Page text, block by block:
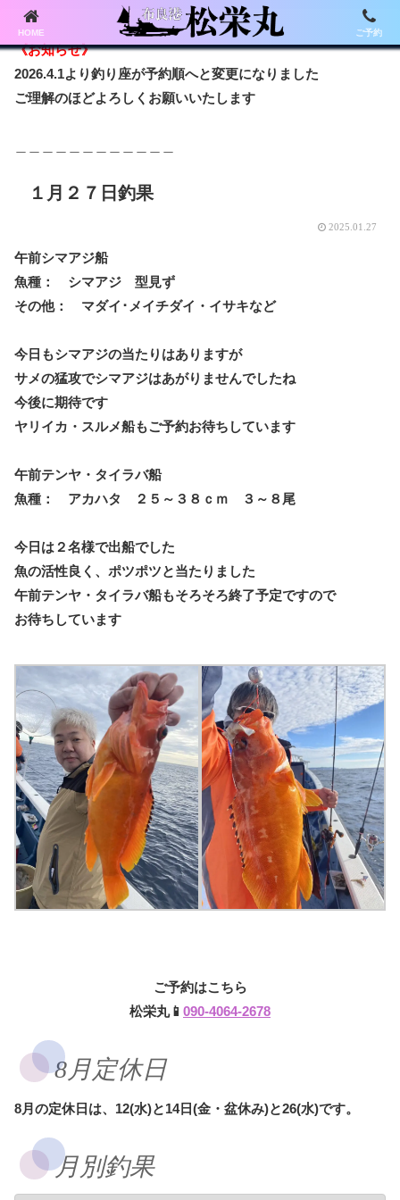
《お知らせ》
2026.4.1より釣り座が予約順へと変更になりました
ご理解のほどよろしくお願いいたします
１月２７日釣果
2025.01.27
午前シマアジ船
魚種： シマアジ 型見ず
その他： マダイ･メイチダイ・イサキなど
今日もシマアジの当たりはありますが
サメの猛攻でシマアジはあがりませんでしたね
今後に期待です
ヤリイカ・スルメ船もご予約お待ちしています
午前テンヤ・タイラバ船
魚種： アカハタ ２５～３８ｃｍ ３～８尾
今日は２名様で出船でした
魚の活性良く、ポツポツと当たりました
午前テンヤ・タイラバ船もそろそろ終了予定ですので
お待ちしています
ご予約はこちら
松栄丸📱 090-4064-2678
8月定休日
8月の定休日は、12(水)と14日(金・盆休み)と26(水)です。
月別釣果
HOME ご予約